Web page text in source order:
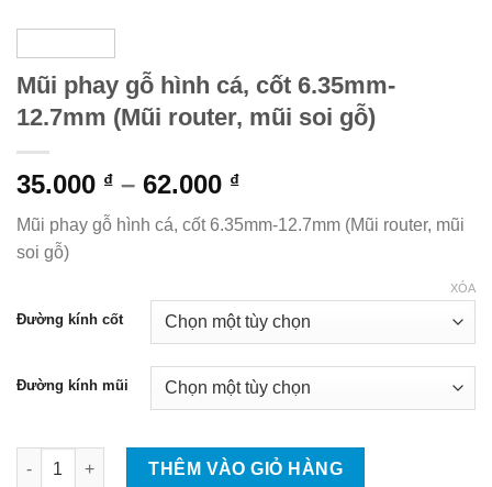
Mũi phay gỗ hình cá, cốt 6.35mm-
12.7mm (Mũi router, mũi soi gỗ)
35.000 ₫ – 62.000 ₫Khoảng
từ
62.000 ₫
Mũi phay gỗ hình cá, cốt 6.35mm-12.7mm (Mũi router, mũi
soi gỗ)
Đường kính cốt
Đường kính mũi
XÓA
Mũi phay gỗ hình cá, cốt 6.35mm-12.7mm (Mũi router, mũi soi
THÊM VÀO GIỎ HÀNG